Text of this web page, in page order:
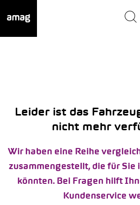
Leider ist das
nicht mehr
Wir haben eine Reihe
zusammengestellt, die für Sie
könnten. Bei Fragen hilft
Kundenservice